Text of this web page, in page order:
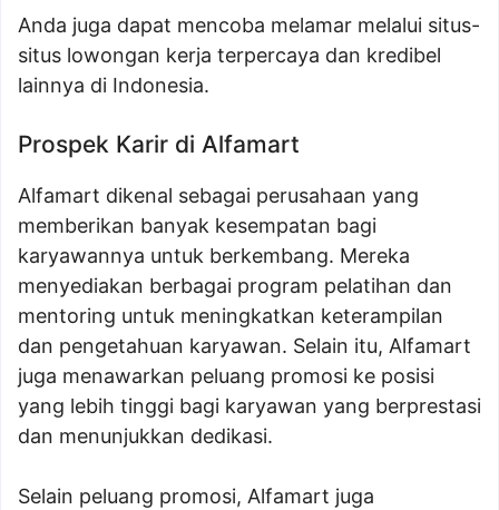
Anda juga dapat mencoba melamar melalui situs-
situs lowongan kerja terpercaya dan kredibel
lainnya di Indonesia.
Prospek Karir di Alfamart
Alfamart dikenal sebagai perusahaan yang
memberikan banyak kesempatan bagi
karyawannya untuk berkembang. Mereka
menyediakan berbagai program pelatihan dan
mentoring untuk meningkatkan keterampilan
dan pengetahuan karyawan. Selain itu, Alfamart
juga menawarkan peluang promosi ke posisi
yang lebih tinggi bagi karyawan yang berprestasi
dan menunjukkan dedikasi.
Selain peluang promosi, Alfamart juga